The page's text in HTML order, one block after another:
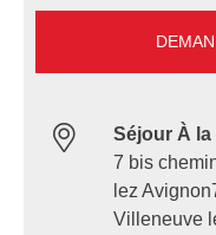
Séjour À
7 bis
lez
Villeneuve